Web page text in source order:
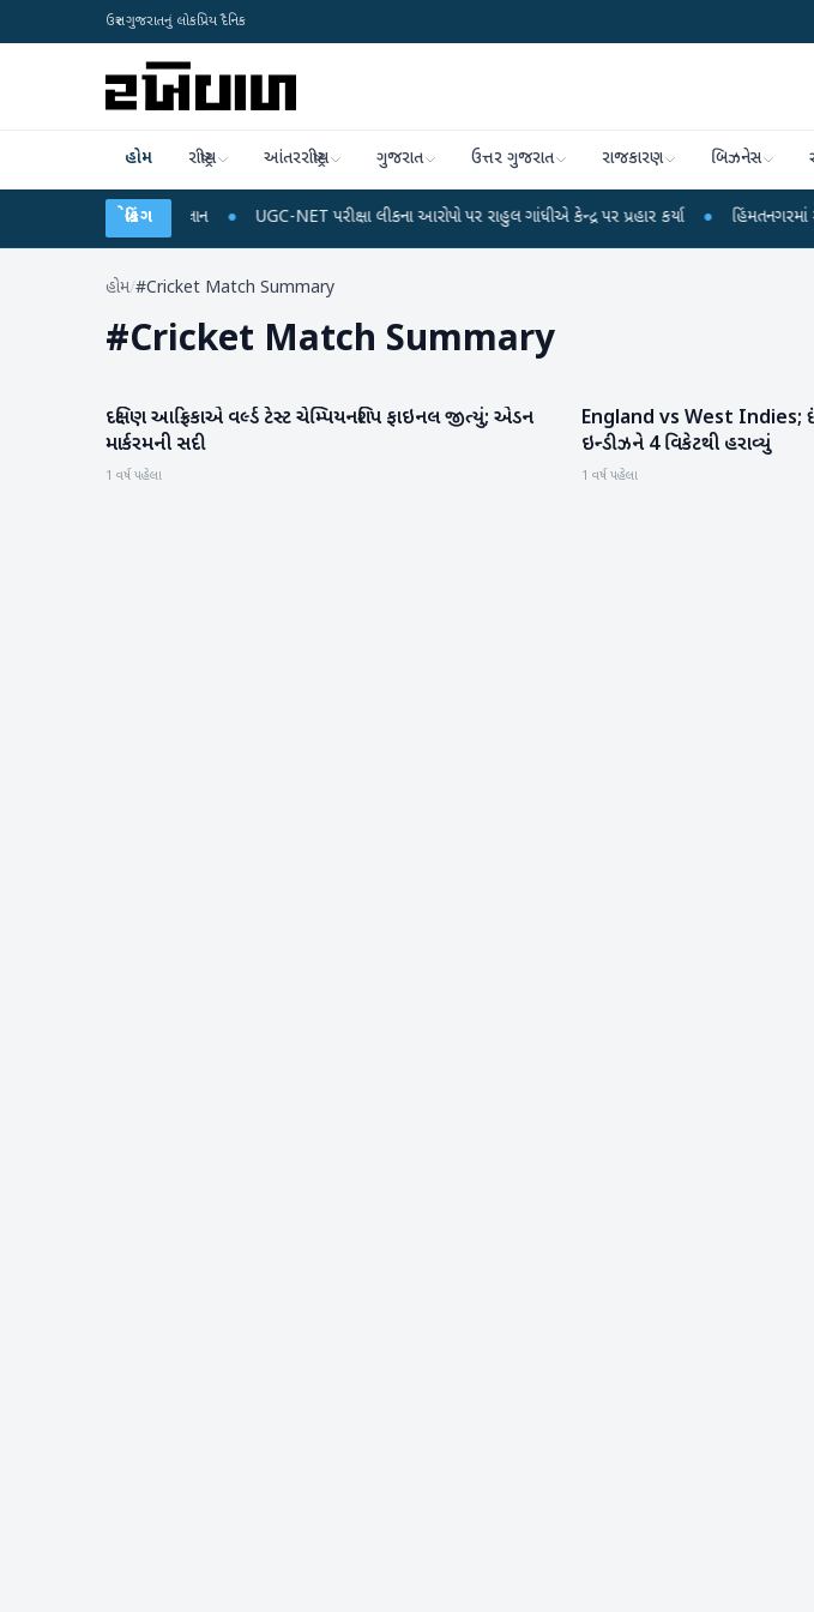
ઉત્તર ગુજરાતનું લોકપ્રિય દૈનિક
હોમ રાષ્ટ્રીય આંતરરાષ્ટ્રીય ગુજરાત ઉત્તર ગુજરાત રાજકારણ બિઝનેસ
બ્રેકિંગ
રિચાર્જ અને ડેટા પ્લાન UGC-NET પરીક્ષા લીકના આરોપો પર રાહુલ ગાંધીએ કેન્દ્ર પર પ્રહાર કર્યા ● હિંમતનગરમાં રહસ્યમય
હોમ/#Cricket Match Summary
#Cricket Match Summary
રમતગમત
દક્ષિણ આફ્રિકાએ વર્લ્ડ ટેસ્ટ ચેમ્પિયનશિપ ફાઇનલ જીત્યું; એડન
માર્કરમની સદી
1 વર્ષ પહેલા
રમતગમત
England vs West Indies;
ઇન્ડીઝને 4 વિકેટથી હરાવ્યું
1 વર્ષ પહેલા